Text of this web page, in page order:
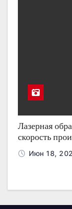
Лазерная
скорость
Июн 18,